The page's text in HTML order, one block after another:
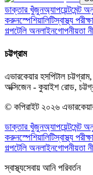
ডাক্তার খুঁজুনঅ্যাপয়েন্টমেন্ট
করুনস্পেশিয়ালিটিস্বাস্থ্য পরীক্ষা
গল্পটেলি অনলাইনগোপনীয়তা
চট্টগ্রাম
এভারকেয়ার হসপিটাল
অক্সিজেন - কুয়াইশ রোড,
© কপিরাইট ২০২৬
ডাক্তার খুঁজুনঅ্যাপয়েন্টমেন্ট
করুনস্পেশিয়ালিটিস্বাস্থ্য পরীক্ষা
গল্পটেলি অনলাইনগোপনীয়তা
স্বাস্থ্যসেবায় আনি পরিবর্তন